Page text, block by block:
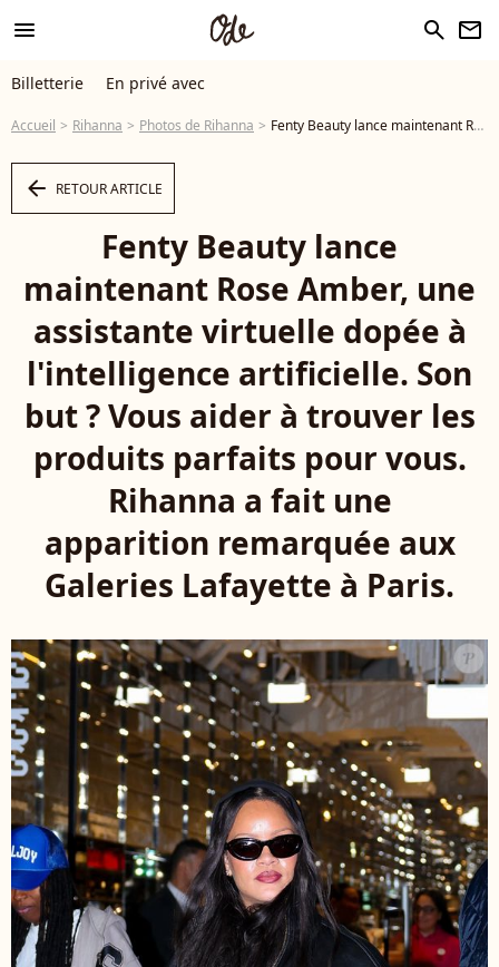
menu search newsletter
Billetterie En privé avec
Accueil Rihanna Photos de Rihanna Fenty Beauty lance maintenant Rose Amber, une assistante virtuelle dopée à l'intelligence artificielle. Son but ? Vous aider à trouver les produits parfaits pour vous. Rihanna a fait une apparition remarquée aux Galeries Lafayette à Paris. ©BestImage - Photo
arrow_left RETOUR ARTICLE
Fenty Beauty lance
maintenant Rose Amber, une
assistante virtuelle dopée à
l'intelligence artificielle. Son
but ? Vous aider à trouver les
produits parfaits pour vous.
Rihanna a fait une
apparition remarquée aux
Galeries Lafayette à Paris.